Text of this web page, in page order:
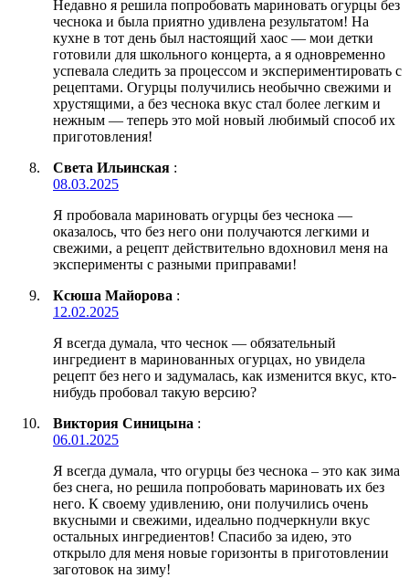
Недавно я решила попробовать мариновать огурцы без
чеснока и была приятно удивлена результатом! На
кухне в тот день был настоящий хаос — мои детки
готовили для школьного концерта, а я одновременно
успевала следить за процессом и экспериментировать с
рецептами. Огурцы получились необычно свежими и
хрустящими, а без чеснока вкус стал более легким и
нежным — теперь это мой новый любимый способ их
приготовления!
Света Ильинская :
08.03.2025
Я пробовала мариновать огурцы без чеснока —
оказалось, что без него они получаются легкими и
свежими, а рецепт действительно вдохновил меня на
эксперименты с разными приправами!
Ксюша Майорова :
12.02.2025
Я всегда думала, что чеснок — обязательный
ингредиент в маринованных огурцах, но увидела
рецепт без него и задумалась, как изменится вкус, кто-
нибудь пробовал такую версию?
Виктория Синицына :
06.01.2025
Я всегда думала, что огурцы без чеснока – это как зима
без снега, но решила попробовать мариновать их без
него. К своему удивлению, они получились очень
вкусными и свежими, идеально подчеркнули вкус
остальных ингредиентов! Спасибо за идею, это
открыло для меня новые горизонты в приготовлении
заготовок на зиму!